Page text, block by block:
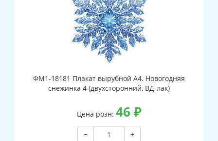
ФМ1-18181 Плакат вырубной А4. Новогодняя
снежинка 4 (двухсторонний, ВД-лак)
Цена розн: 46 ₽
−
+